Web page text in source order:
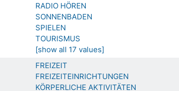
RADIO HÖREN
SONNENBADEN
SPIELEN
TOURISMUS
[show all 17 values]
FREIZEIT
FREIZEITEINRICHTUNGEN
KÖRPERLICHE AKTIVITÄTEN